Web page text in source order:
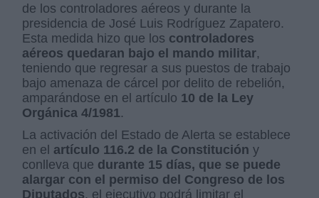
de los controladores aéreos y durante la
presidencia de José Luis Rodríguez Zapatero.
Esta medida hizo que los controladores
aéreos quedaran bajo el mando militar,
teniendo que regresar a sus puestos de trabajo
bajo amenaza de cárcel por delito de rebelión,
amparándose en el artículo 10 de la Ley
Orgánica 4/1981.
La activación del Estado de Alerta se establece
en el artículo 116.2 de la Constitución y
conlleva que durante 15 días, que se puede
alargar con el permiso del Congreso de los
Diputados, el ejecutivo podrá limitar el